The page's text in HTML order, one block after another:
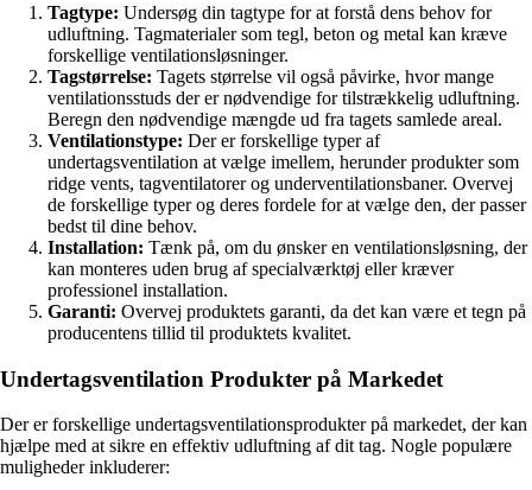
Tagtype: Undersøg din tagtype for at forstå dens behov for
udluftning. Tagmaterialer som tegl, beton og metal kan kræve
forskellige ventilationsløsninger.
Tagstørrelse: Tagets størrelse vil også påvirke, hvor mange
ventilationsstuds der er nødvendige for tilstrækkelig udluftning.
Beregn den nødvendige mængde ud fra tagets samlede areal.
Ventilationstype: Der er forskellige typer af
undertagsventilation at vælge imellem, herunder produkter som
ridge vents, tagventilatorer og underventilationsbaner. Overvej
de forskellige typer og deres fordele for at vælge den, der passer
bedst til dine behov.
Installation: Tænk på, om du ønsker en ventilationsløsning, der
kan monteres uden brug af specialværktøj eller kræver
professionel installation.
Garanti: Overvej produktets garanti, da det kan være et tegn på
producentens tillid til produktets kvalitet.
Undertagsventilation Produkter på Markedet
Der er forskellige undertagsventilationsprodukter på markedet, der kan
hjælpe med at sikre en effektiv udluftning af dit tag. Nogle populære
muligheder inkluderer: